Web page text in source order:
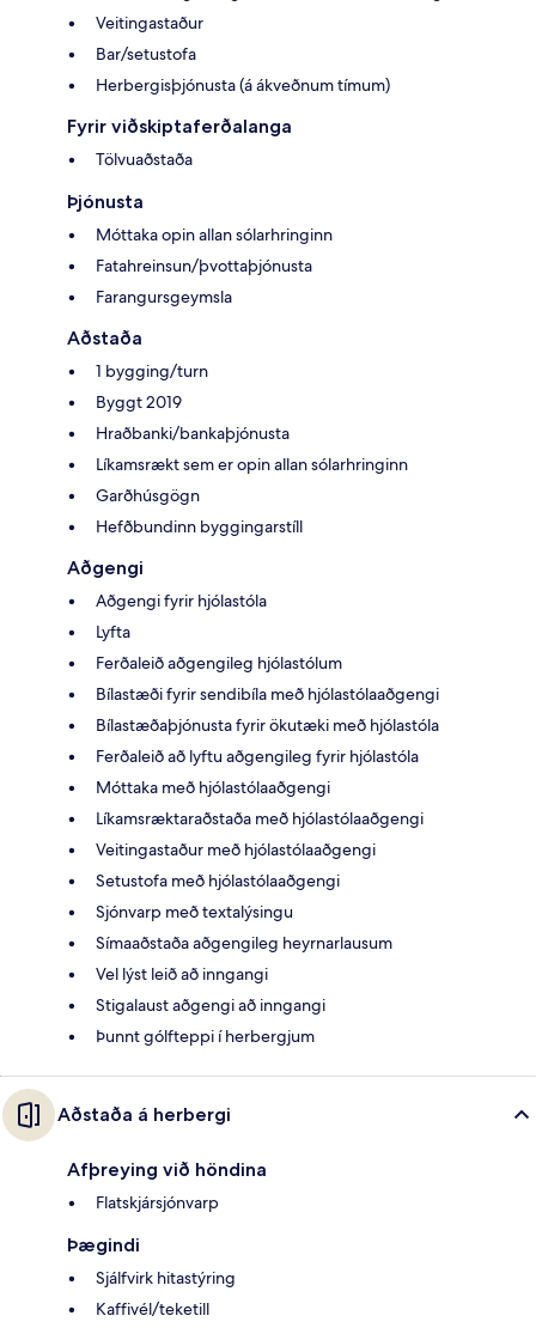
Veitingastaður
Bar/setustofa
Herbergisþjónusta (á ákveðnum tímum)
Fyrir viðskiptaferðalanga
Tölvuaðstaða
Þjónusta
Móttaka opin allan sólarhringinn
Fatahreinsun/þvottaþjónusta
Farangursgeymsla
Aðstaða
1 bygging/turn
Byggt 2019
Hraðbanki/bankaþjónusta
Líkamsrækt sem er opin allan sólarhringinn
Garðhúsgögn
Hefðbundinn byggingarstíll
Aðgengi
Aðgengi fyrir hjólastóla
Lyfta
Ferðaleið aðgengileg hjólastólum
Bílastæði fyrir sendibíla með hjólastólaaðgengi
Bílastæðaþjónusta fyrir ökutæki með hjólastóla
Ferðaleið að lyftu aðgengileg fyrir hjólastóla
Móttaka með hjólastólaaðgengi
Líkamsræktaraðstaða með hjólastólaaðgengi
Veitingastaður með hjólastólaaðgengi
Setustofa með hjólastólaaðgengi
Sjónvarp með textalýsingu
Símaaðstaða aðgengileg heyrnarlausum
Vel lýst leið að inngangi
Stigalaust aðgengi að inngangi
Þunnt gólfteppi í herbergjum
Aðstaða á herbergi
Afþreying við höndina
Flatskjársjónvarp
Þægindi
Sjálfvirk hitastýring
Kaffivél/teketill